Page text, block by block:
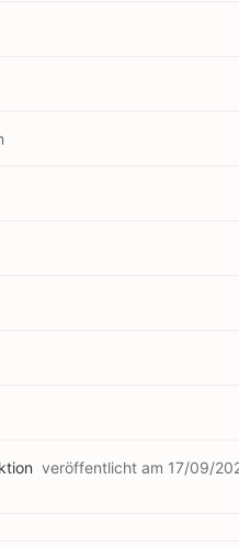
veröffentlicht am 17/09/